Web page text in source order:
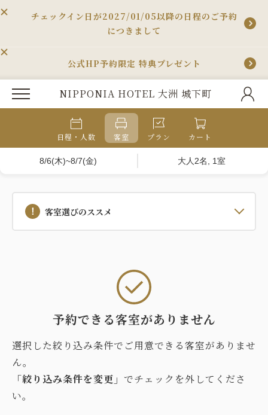
チェックイン日が2027/01/05以降の日程のご予約
につきまして
公式HP予約限定 特典プレゼント
NIPPONIA HOTEL 大洲 城下町
日程・人数 客室 プラン カート
8/6(木)~8/7(金) 大人2名, 1室
客室選びのススメ
予約できる客室がありません
選択した絞り込み条件でご用意できる客室がありませ
ん。
「絞り込み条件を変更」 でチェックを外してくださ
い。